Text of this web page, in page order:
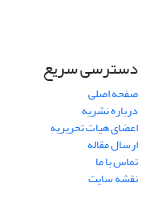
دسترسی سریع
صفحه اصلی
درباره نشریه
اعضای هیات تحریریه
ارسال مقاله
تماس با ما
نقشه سایت